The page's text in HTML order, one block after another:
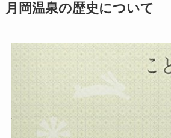
月岡温泉の歴史について